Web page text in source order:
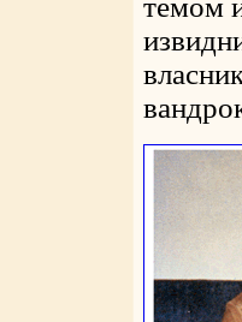
темом